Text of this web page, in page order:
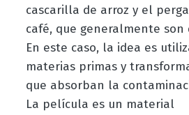
cascarilla de arroz y el
café, que generalmente son
En este caso, la idea es
materias primas y
que absorban la
La película es un material